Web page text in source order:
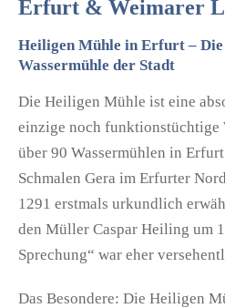
Erfurt & Weimarer
Heiligen Mühle in Erfurt –
Wassermühle der Stadt
Die Heiligen Mühle ist eine
einzige noch funktionstüchtige
über 90 Wassermühlen in
Schmalen Gera im Erfurter
1291 erstmals urkundlich
den Müller Caspar Heiling um
Sprechung“ war eher
Das Besondere: Die Heiligen